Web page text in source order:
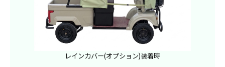
レインカバー(オプション)装着時